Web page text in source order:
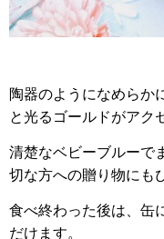
陶器のようになめらか
と光るゴールドがアク
清楚なベビーブルーで
切な方への贈り物にも
食べ終わった後は、缶
だけます。